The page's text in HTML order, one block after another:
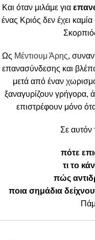
Και όταν μιλάμε για
ένας Κριός δεν έχει
Ως Μέντιουμ Άρης,
επανασύνδεσης και
μετά από έναν
ξαναγυρίζουν γρήγορα,
επιστρέφουν μόνο
Σε αυτόν
πότε
τι το
πώς
ποια σημάδια